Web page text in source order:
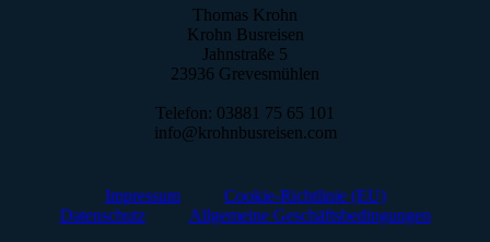
Thomas Krohn
Krohn Busreisen
Jahnstraße 5
23936 Grevesmühlen
Telefon: 03881 75 65 101
info@krohnbusreisen.com
Impressum
Cookie-Richtlinie (EU)
Datenschutz
Allgemeine Geschäftsbedingungen